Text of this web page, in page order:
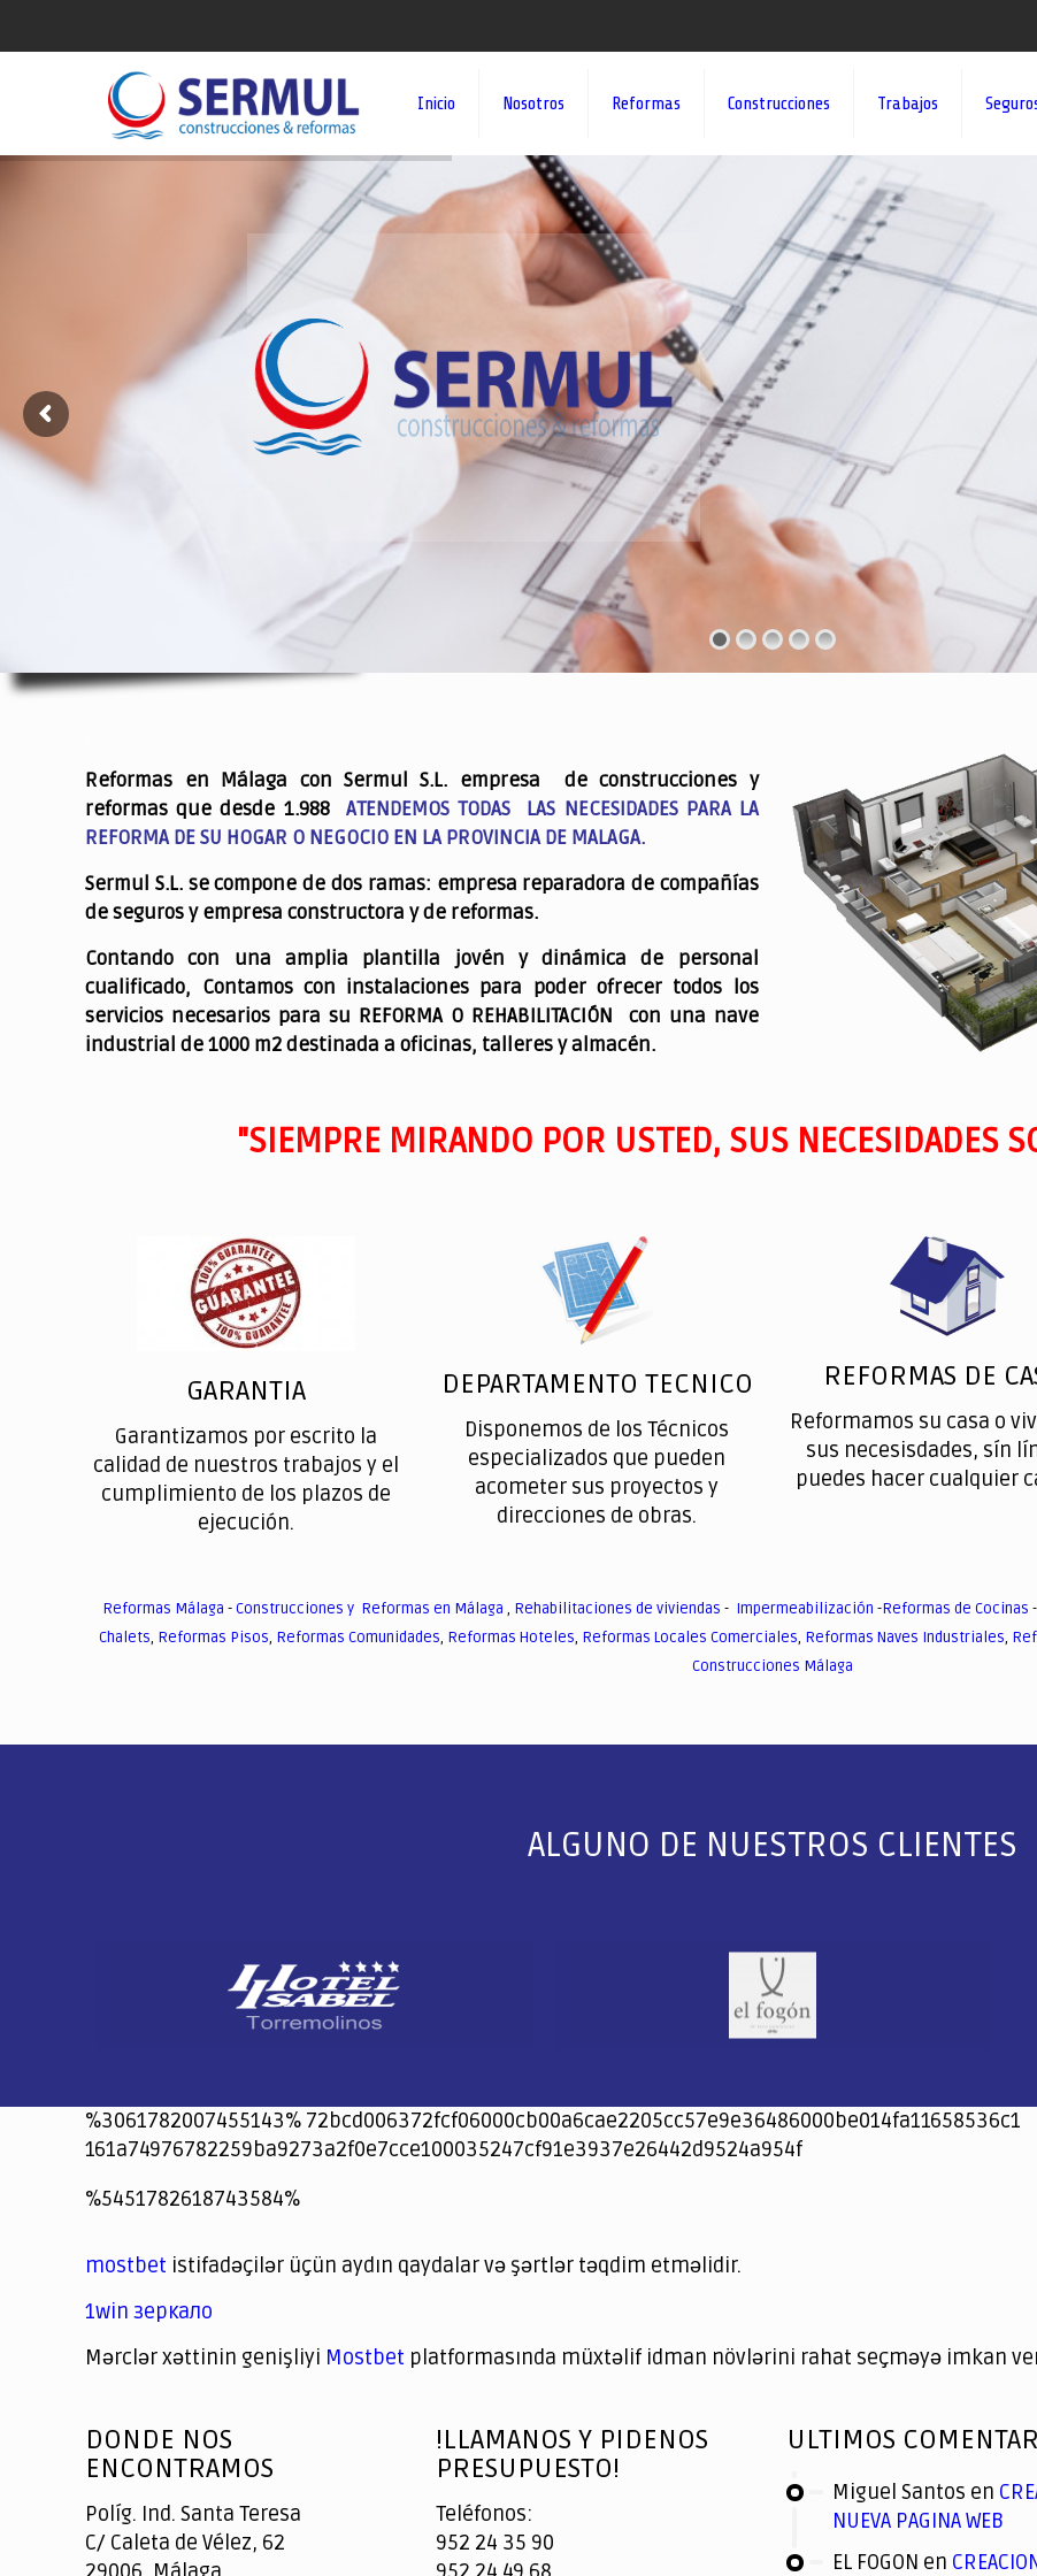
Inicio Nosotros Reformas Construcciones Trabajos
¡¡DAMOS
Reformas en Málaga con Sermul S.L. empresa de construcciones y
reformas que desde 1.988 ATENDEMOS TODAS LAS NECESIDADES PARA LA
REFORMA DE SU HOGAR O NEGOCIO EN LA PROVINCIA DE MALAGA.
Sermul S.L. se compone de dos ramas: empresa reparadora de compañías
de seguros y empresa constructora y de reformas.
Contando con una amplia plantilla jovén y dinámica de personal
cualificado, Contamos con instalaciones para poder ofrecer todos los
servicios necesarios para su REFORMA O REHABILITACIÓN con una nave
industrial de 1000 m2 destinada a oficinas, talleres y almacén.
"SIEMPRE MIRANDO POR USTED, SUS NECESIDADES
GARANTIA
Garantizamos por escrito la
calidad de nuestros trabajos y el
cumplimiento de los plazos de
ejecución.
DEPARTAMENTO TECNICO
Disponemos de los Técnicos
especializados que pueden
acometer sus proyectos y
direcciones de obras.
REFORMAS DE
Reformamos su casa o
sus necesisdades, sín
puedes hacer cualquier
Reformas Málaga -Construcciones y Reformas en Málaga , Rehabilitaciones de viviendas - Impermeabilización -Reformas de Cocinas -
Chalets, Reformas Pisos, Reformas Comunidades, Reformas Hoteles, Reformas Locales Comerciales, Reformas Naves Industriales,
Construcciones Málaga
ALGUNO DE NUESTROS CLIENTES
%3061782007455143% 72bcd006372fcf06000cb00a6cae2205cc57e9e36486000be014fa11658536c1
161a74976782259ba9273a2f0e7cce100035247cf91e3937e26442d9524a954f
jeetcity
1xbet
jeet city casino
%5451782618743584%
spintiger
Avabet
Spinrise
Crown Green
Crowngreen casino login
슈가 러쉬1000 슬롯
crazy time casino online
1xcasinozambia.com
codingworldnews.com
parimatch.kr
winorio
winorio casino
winorio
mostbet istifadəçilər üçün aydın qaydalar və şərtlər təqdim etməlidir.
1win зеркало
Mərclər xəttinin genişliyi Mostbet platformasında müxtəlif idman növlərini rahat seçməyə imkan
of
Casino
DONDE NOS
ENCONTRAMOS
Políg. Ind. Santa Teresa
C/ Caleta de Vélez, 62
!LLAMANOS Y PIDENOS
PRESUPUESTO!
Teléfonos:
952 24 35 90
ULTIMOS
Miguel Santos en
NUEVA PAGINA WEB
EL FOGON en